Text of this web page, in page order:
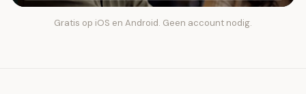
Gratis op iOS en Android. Geen account nodig.